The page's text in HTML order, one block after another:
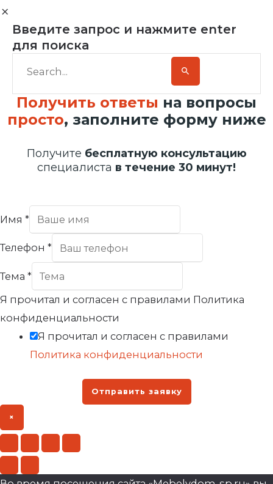
Введите запрос и нажмите enter
для поиска
Получить ответы на вопросы
просто, заполните форму ниже
Получите бесплатную консультацию
специалиста в течение 30 минут!
Имя *
Телефон *
Тема *
Я прочитал и согласен с правилами Политика
конфиденциальности
Я прочитал и согласен с правилами
Политика конфиденциальности
Отправить заявку
×